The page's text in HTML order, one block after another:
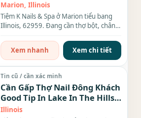
Marion, Illinois
Tiệm K Nails & Spa ở Marion tiểu bang
Illinois, 62959. Đang cần thợ bột, chân
Xem nhanh
Xem chi tiết
Tin cũ / cần xác minh
Cần Gấp Thợ Nail Đông Khách
Good Tip In Lake In The Hills
IL
Illinois